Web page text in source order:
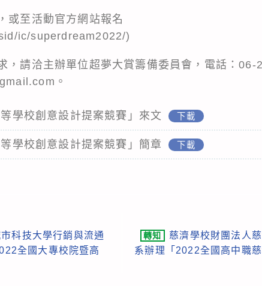
或至活動官方網站報名
ic/superdream2022/)
，請洽主辦單位超夢大賞籌備委員會，電話：
。
學校創意設計提案競賽」來文 下載
學校創意設計提案競賽」簡章 下載
科技大學行銷與流通
全國大專校院暨高
轉知
慈濟學校財團法人
系辦理「2022全國高中職